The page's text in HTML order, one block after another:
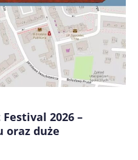
tej przeglądarce podczas
2026 –
oraz duże